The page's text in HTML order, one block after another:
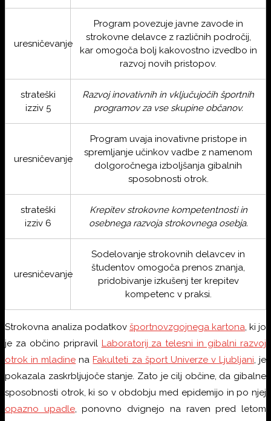
uresničevanje
Program povezuje javne zavode in
strokovne delavce z različnih področij,
kar omogoča bolj kakovostno izvedbo in
razvoj novih pristopov.
strateški
izziv 5
Razvoj inovativnih in vključujočih športnih
programov za vse skupine občanov.
uresničevanje
Program uvaja inovativne pristope in
spremljanje učinkov vadbe z namenom
dolgoročnega izboljšanja gibalnih
sposobnosti otrok.
strateški
izziv 6
Krepitev strokovne kompetentnosti in
osebnega razvoja strokovnega osebja.
uresničevanje
Sodelovanje strokovnih delavcev in
študentov omogoča prenos znanja,
pridobivanje izkušenj ter krepitev
kompetenc v praksi.
Strokovna analiza podatkov športnovzgojnega kartona, ki jo
je za občino pripravil Laboratorij za telesni in gibalni razvoj
otrok in mladine naFakulteti za šport Univerze v Ljubljani, je
pokazala zaskrbljujoče stanje. Zato je cilj občine, da gibalne
sposobnosti otrok, ki so v obdobju med epidemijo in po njej
opazno upadle, ponovno dvignejo na raven pred letom